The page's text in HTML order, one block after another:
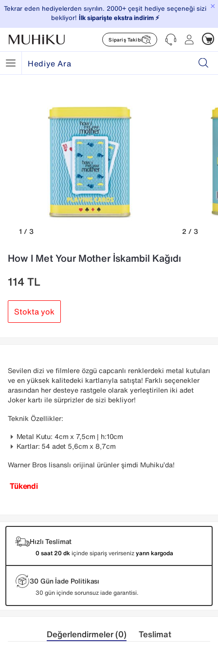
×
Tekrar eden hediyelerden sıyrılın. 2000+ çeşit hediye seçeneği sizi
bekliyor! İlk siparişte ekstra indirim ⚡️
Sipariş Takibi
1 / 3 2 / 3
How I Met Your Mother İskambil Kağıdı
114TL
Stokta yok
Sevilen dizi ve filmlere özgü capcanlı renklerdeki metal kutuları
ve en yüksek kalitedeki kartlarıyla satışta! Farklı seçenekler
arasından her desteye rastgele olarak yerleştirilen iki adet
Joker kartı ile sürprizler de sizi bekliyor!
Teknik Özellikler:
Metal Kutu: 4cm x 7,5cm | h:10cm
Kartlar: 54 adet 5,6cm x 8,7cm
Warner Bros lisanslı orijinal ürünler şimdi Muhiku’da!
Tükendi
Hızlı Teslimat
0 saat 20 dk içinde sipariş verirsenizyarın kargoda
30 Gün İade Politikası
30 gün içinde sorunsuz iade garantisi.
Değerlendirmeler (0) Teslimat